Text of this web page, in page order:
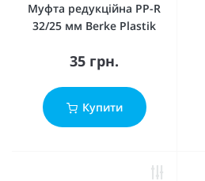
Муфта редукційна PP-R
32/25 мм Berke Plastik
35 грн.
Купити